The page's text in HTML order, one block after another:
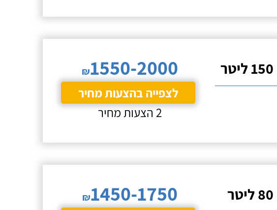
₪1550-2000
לצפייה בהצעות מחיר
2 הצעות מחיר
₪1450-1750